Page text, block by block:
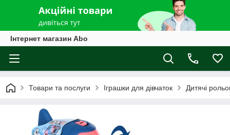
Інтернет магазин Abo
Товари та послуги Іграшки для дівчаток Дитячі